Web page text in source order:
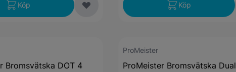
Köp Köp
Bromsvätska DOT 4
ProMeister
ProMeister Bromsvätska Dual